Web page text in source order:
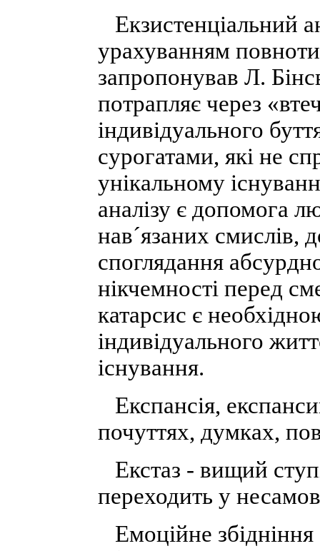
Екзистенціальний
урахуванням повноти
запропонував Л.
потрапляє через
індивідуального
сурогатами, які не
унікальному
аналізу є допомога
нав´язаних смислів,
споглядання
нікчемності перед
катарсис є
індивідуального
існування.
Експансія,
почуттях, думках,
Екстаз - вищий
переходить у
Емоційне збідніння